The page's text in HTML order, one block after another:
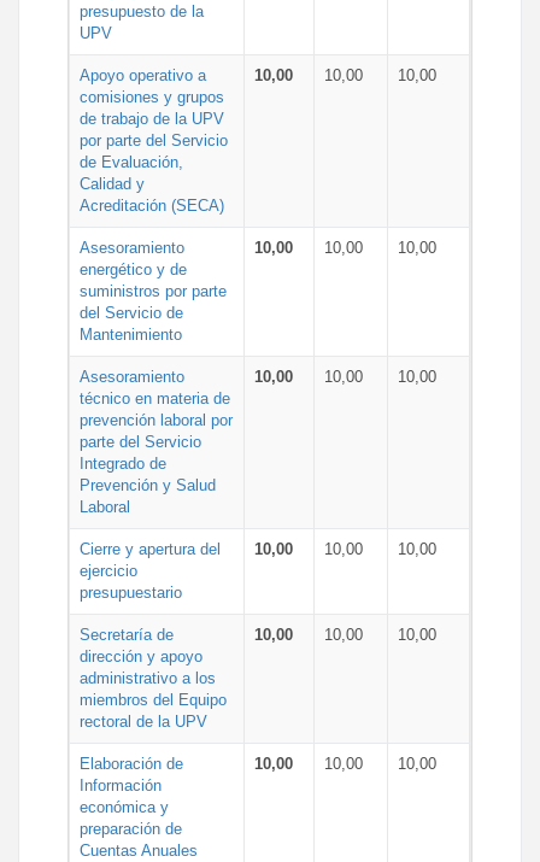
presupuesto de la
UPV
Apoyo operativo a
comisiones y grupos
de trabajo de la UPV
por parte del Servicio
de Evaluación,
Calidad y
Acreditación (SECA)
10,00 10,00 10,00
Asesoramiento
energético y de
suministros por parte
del Servicio de
Mantenimiento
10,00 10,00 10,00
Asesoramiento
técnico en materia de
prevención laboral por
parte del Servicio
Integrado de
Prevención y Salud
Laboral
10,00 10,00 10,00
Cierre y apertura del
ejercicio
presupuestario
10,00 10,00 10,00
Secretaría de
dirección y apoyo
administrativo a los
miembros del Equipo
rectoral de la UPV
10,00 10,00 10,00
Elaboración de
Información
económica y
preparación de
Cuentas Anuales
10,00 10,00 10,00